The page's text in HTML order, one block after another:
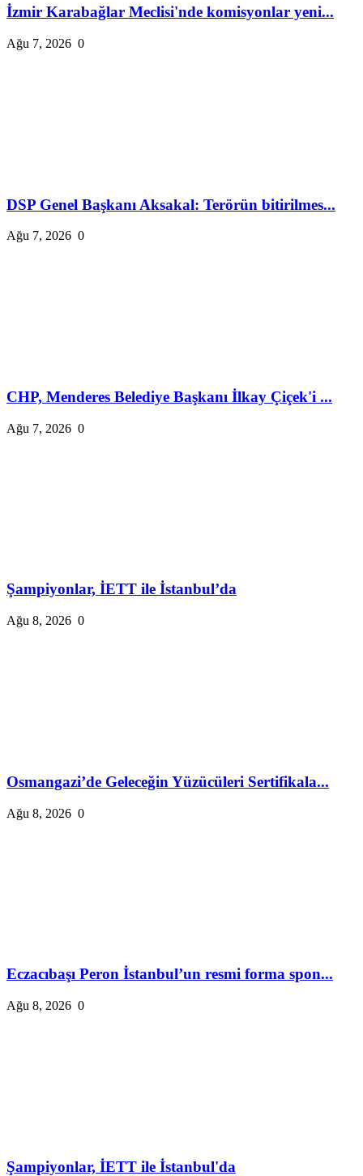
İzmir Karabağlar Meclisi'nde komisyonlar yeni...
Ağu 7, 2026 0
DSP Genel Başkanı Aksakal: Terörün bitirilmes...
Ağu 7, 2026 0
CHP, Menderes Belediye Başkanı İlkay Çiçek'i ...
Ağu 7, 2026 0
Şampiyonlar, İETT ile İstanbul’da
Ağu 8, 2026 0
Osmangazi’de Geleceğin Yüzücüleri Sertifikala...
Ağu 8, 2026 0
Eczacıbaşı Peron İstanbul’un resmi forma spon...
Ağu 8, 2026 0
Şampiyonlar, İETT ile İstanbul'da